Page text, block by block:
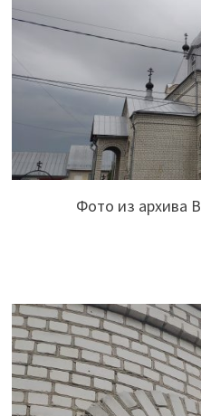
Фото из архива